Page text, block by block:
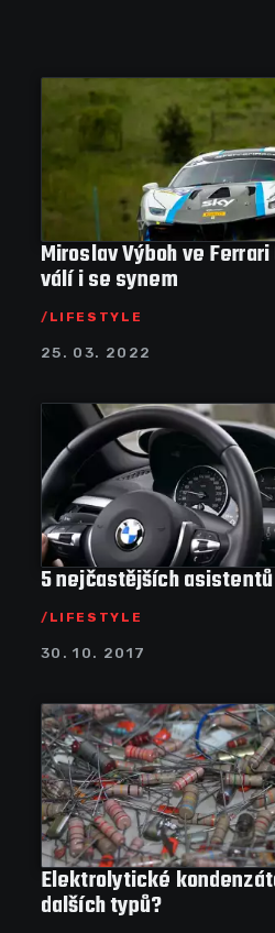
Miroslav Výboh ve
válí i se synem
LIFESTYLE
25. 03. 2022
5 nejčastějších
LIFESTYLE
30. 10. 2017
Elektrolytické
dalších typů?